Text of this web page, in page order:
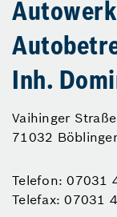
Inh.
Vaihinger
71032
Telefon: 07031
Telefax: 07031